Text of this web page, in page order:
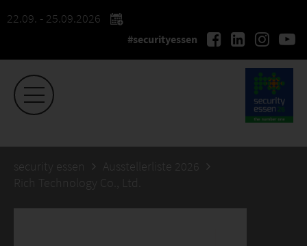
22.09. - 25.09.2026
#securityessen
security essen
Ausstellerliste 2026
Rich Technology Co., Ltd.